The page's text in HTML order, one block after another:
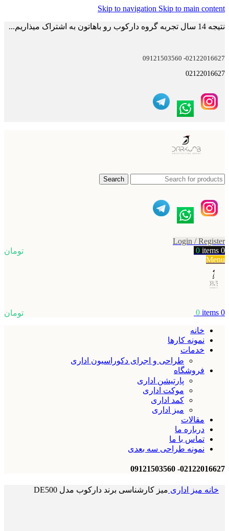
Skip to navigation Skip to main content
نتیجه 14 سال تجربه گروه دارکوب رو باهاتون به اشتراک میذاریم...
02122016627- 09121503560
02122016627
Search
Login / Register
0
items
0
تومان
Menu
0
items
0
تومان
خانه
نمونه کارها
خدمات
طراحی و اجرای دکوراسیون اداری
فروشگاه
پارتیشن اداری
موکت اداری
کمد اداری
میز اداری
مقالات
درباره ما
تماس با ما
نمونه طراحی سه بعدی
02122016627- 09121503560
خانه میز اداری میز کارشناسی برند دارکوب مدل DE500